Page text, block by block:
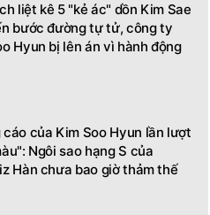
liệt kê 5 "kẻ ác" dồn Kim Sae
bước đường tự tử, công ty
Hyun bị lên án vì hành động
cáo của Kim Soo Hyun lần lượt
Ngôi sao hạng S của
Hàn chưa bao giờ thảm thế